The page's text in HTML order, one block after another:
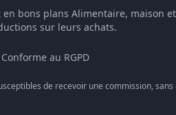
en bons plans Alimentaire, maison
sur leurs achats.
Conforme au RGPD
de recevoir une commission, sans